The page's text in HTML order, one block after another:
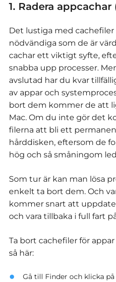
1. Radera
Det lustiga med cachefiler
nödvändiga som de är
cachar ett viktigt syfte,
snabba upp processer.
avslutad har du kvar
av appar och
bort dem kommer de att
Mac. Om du inte gör det
filerna att bli ett
hårddisken, eftersom de
hög och så småningom
Som tur är kan man lösa
enkelt ta bort dem. Och
kommer snart att
och vara tillbaka i full fart
Ta bort cachefiler för
så här:
Gå till Finder och klicka